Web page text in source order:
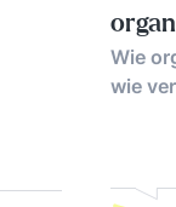
Wie
wie